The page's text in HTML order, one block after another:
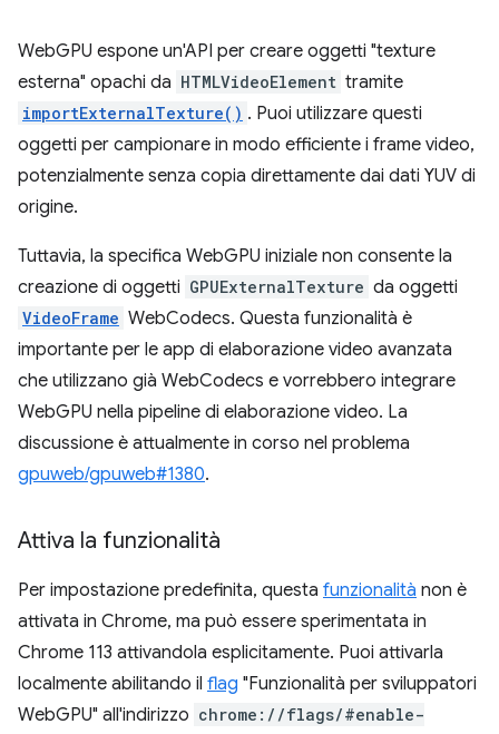
WebGPU espone un'API per creare oggetti "texture
esterna" opachi da HTMLVideoElement tramite
importExternalTexture() . Puoi utilizzare questi
oggetti per campionare in modo efficiente i frame video,
potenzialmente senza copia direttamente dai dati YUV di
origine.
Tuttavia, la specifica WebGPU iniziale non consente la
creazione di oggetti GPUExternalTexture da oggetti
VideoFrame WebCodecs. Questa funzionalità è
importante per le app di elaborazione video avanzata
che utilizzano già WebCodecs e vorrebbero integrare
WebGPU nella pipeline di elaborazione video. La
discussione è attualmente in corso nel problema
gpuweb/gpuweb#1380.
Attiva la funzionalità
Per impostazione predefinita, questa funzionalità non è
attivata in Chrome, ma può essere sperimentata in
Chrome 113 attivandola esplicitamente. Puoi attivarla
localmente abilitando il flag "Funzionalità per sviluppatori
WebGPU" all'indirizzo chrome://flags/#enable-